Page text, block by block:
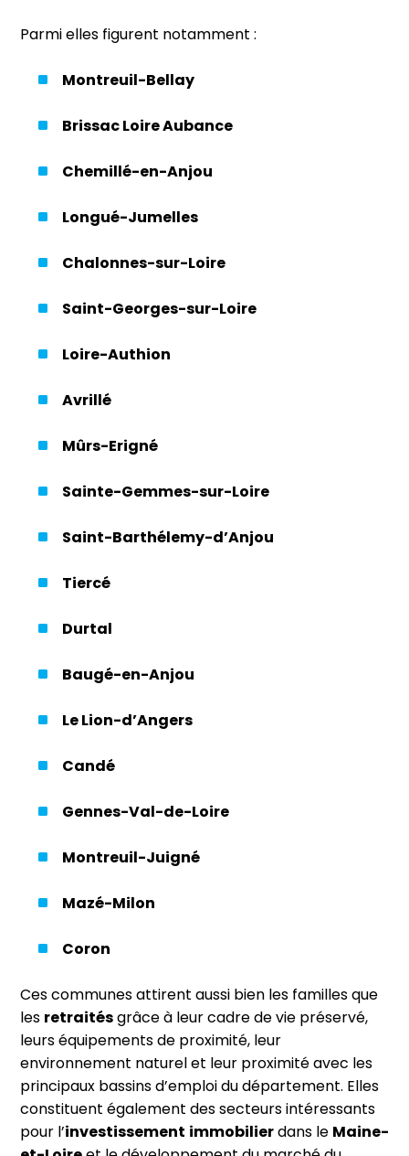
Parmi elles figurent notamment :
Montreuil-Bellay
Brissac Loire Aubance
Chemillé-en-Anjou
Longué-Jumelles
Chalonnes-sur-Loire
Saint-Georges-sur-Loire
Loire-Authion
Avrillé
Mûrs-Erigné
Sainte-Gemmes-sur-Loire
Saint-Barthélemy-d’Anjou
Tiercé
Durtal
Baugé-en-Anjou
Le Lion-d’Angers
Candé
Gennes-Val-de-Loire
Montreuil-Juigné
Mazé-Milon
Coron
Ces communes attirent aussi bien les familles que
les retraitésgrâce à leur cadre de vie préservé,
leurs équipements de proximité, leur
environnement naturel et leur proximité avec les
principaux bassins d’emploi du département. Elles
constituent également des secteurs intéressants
pour l’investissement immobilierdans le Maine-